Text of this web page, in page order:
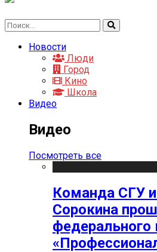
Новости
Люди
Город
Кино
Школа
Видео
Видео
Посмотреть все
Команда СГУ
Сорокина
федерального